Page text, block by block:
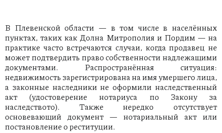
В Плевенской области — в том числе в населённых
пунктах, таких как Долна Митрополия и Пордим — на
практике часто встречаются случаи, когда продавец не
может подтвердить право собственности надлежащими
документами. Распространённая ситуация:
недвижимость зарегистрирована на имя умершего лица,
а законные наследники не оформили наследственный
акт (удостоверение нотариуса по Закону за
наследството). Также нередко отсутствует
основевающий документ — нотариальный акт или
постановление о реституции.